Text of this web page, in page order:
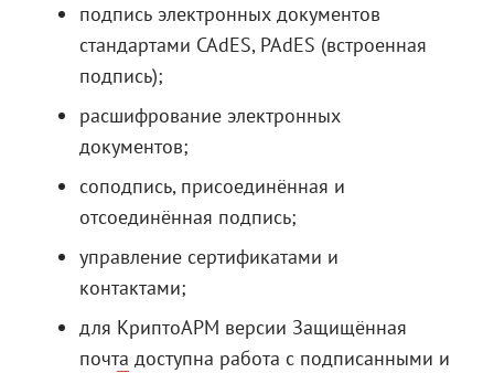
подпись электронных документов
стандартами CAdES, PAdES (встроенная
подпись);
расшифрование электронных
документов;
соподпись, присоединённая и
отсоединённая подпись;
управление сертификатами и
контактами;
для КриптоАРМ версии Защищённая
почта доступна работа с подписанными и